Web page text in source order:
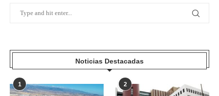
Noticias Destacadas
1 2